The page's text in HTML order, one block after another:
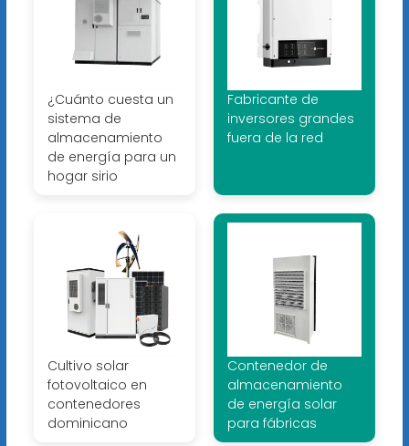
¿Cuánto cuesta un
sistema de
almacenamiento
de energía para un
hogar sirio
Fabricante de
inversores grandes
fuera de la red
Cultivo solar
fotovoltaico en
contenedores
dominicano
Contenedor de
almacenamiento
de energía solar
para fábricas